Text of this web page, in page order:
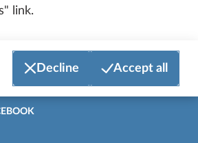
link.
Decline Accept all
Na górę strony